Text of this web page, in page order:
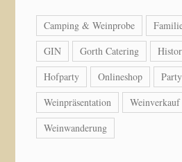
Camping & Weinprobe
GIN
Gorth Catering
Hofparty
Onlineshop
Weinpräsentation
Weinverkauf
Weinwanderung